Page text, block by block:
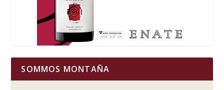
SOMMOS MONTAÑA